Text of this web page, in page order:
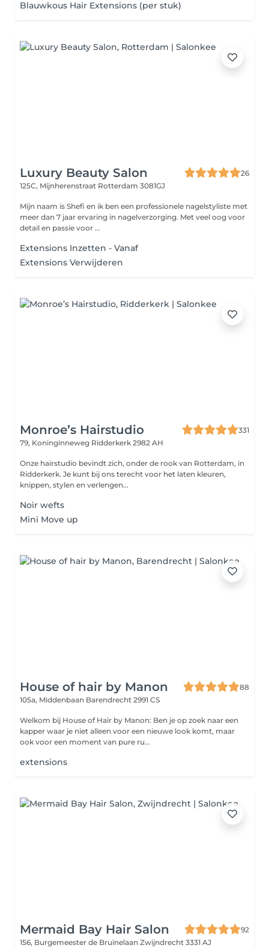
Blauwkous Hair Extensions (per stuk)
Luxury Beauty Salon
26
125C, Mijnherenstraat Rotterdam 3081GJ
Mijn naam is Shefi en ik ben een professionele nagelstyliste met
meer dan 7 jaar ervaring in nagelverzorging. Met veel oog voor
detail en passie voor ...
Extensions Inzetten - Vanaf
Extensions Verwijderen
Monroe’s Hairstudio
331
79, Koninginneweg Ridderkerk 2982 AH
Onze hairstudio bevindt zich, onder de rook van Rotterdam, in
Ridderkerk. Je kunt bij ons terecht voor het laten kleuren,
knippen, stylen en verlengen...
Noir wefts
Mini Move up
House of hair by Manon
88
105a, Middenbaan Barendrecht 2991 CS
Welkom bij House of Hair by Manon: Ben je op zoek naar een
kapper waar je niet alleen voor een nieuwe look komt, maar
ook voor een moment van pure ru...
extensions
Mermaid Bay Hair Salon
92
156, Burgemeester de Bruïnelaan Zwijndrecht 3331 AJ